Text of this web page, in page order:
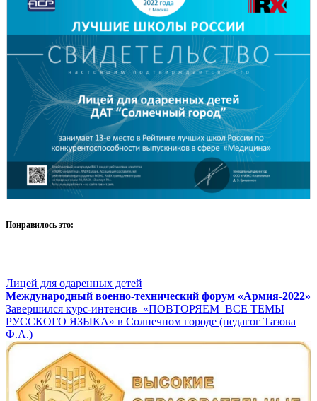
Понравилось это:
Лицей для одаренных детей
Навигация
по
записям
Международный военно-технический форум «Армия-2022»
Завершился курс-интенсив «ПОВТОРЯЕМ ВСЕ ТЕМЫ
РУССКОГО ЯЗЫКА» в Солнечном городе (педагог Тазова
Ф.А.)